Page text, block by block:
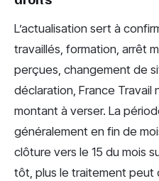
L’actualisation sert à
travaillés, formation, arrêt
perçues, changement de
déclaration, France Travail
montant à verser. La
généralement en fin de
clôture vers le 15 du mois
tôt, plus le traitement peut